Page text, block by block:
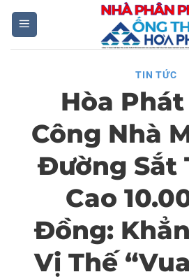
Skip
content
TIN TỨC
Hòa
Công Nhà
Đường Sắt
Cao
Đồng:
Vị Thế